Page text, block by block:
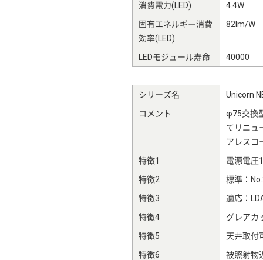
消費電力(LED)
4.4W
固有エネルギー消費
効率(LED)
82lm/W
LEDモジュール寿命 40000
シリーズ名
Unicorn
コメント
φ75交換
てリニュ
アレスコ
特徴1
電源電圧
特徴2
標準：
特徴3
適応：
特徴4
グレアカ
特徴5
天井取付
特徴6
被照射物